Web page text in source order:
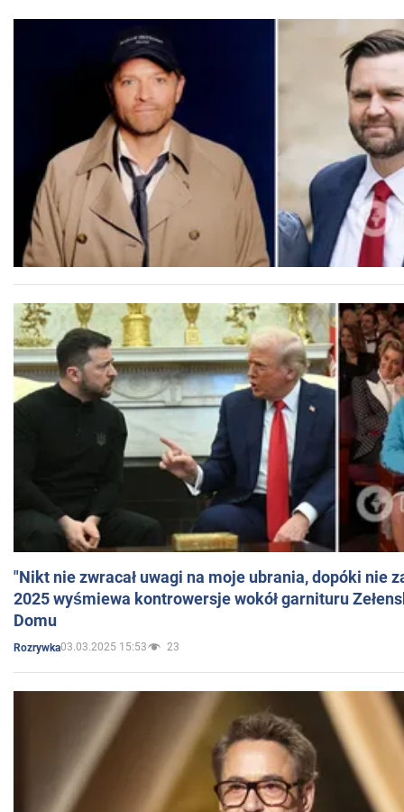
"Nikt nie zwracał uwagi na moje ubrania, dopóki nie
2025 wyśmiewa kontrowersje wokół garnituru
Domu
Rozrywka03.03.2025 15:53 23